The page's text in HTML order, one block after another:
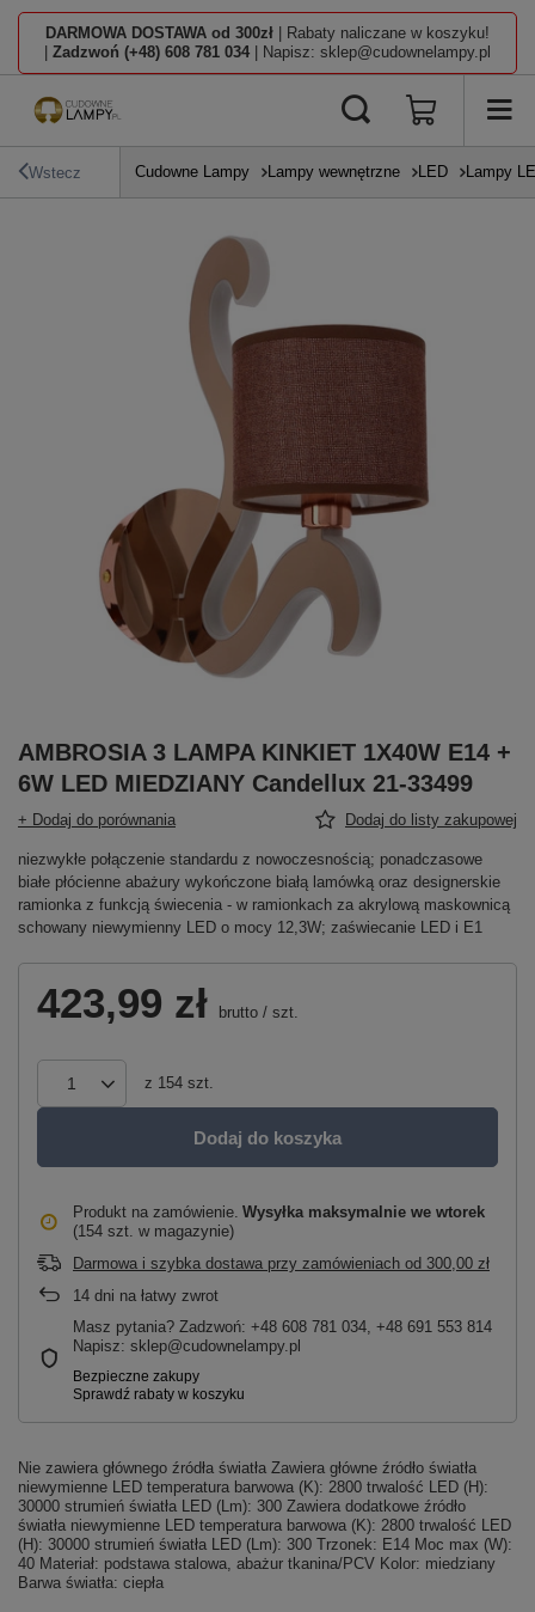
DARMOWA DOSTAWA od 300zł | Rabaty naliczane w koszyku!
Zadzwoń (+48) 608 781 034 | Napisz: sklep@cudownelampy.pl
Wstecz Cudowne Lampy Lampy wewnętrzne LED Lampy
AMBROSIA 3 LAMPA KINKIET 1X40W E14 +
6W LED MIEDZIANY Candellux 21-33499
+ Dodaj do porównania Dodaj do listy zakupowej
niezwykłe połączenie standardu z nowoczesnością; ponadczasowe
białe płócienne abażury wykończone białą lamówką oraz designerskie
ramionka z funkcją świecenia - w ramionkach za akrylową maskownicą
schowany niewymienny LED o mocy 12,3W; zaświecanie LED i E1
423,99 zł brutto / szt.
z 154 szt.
Dodaj do koszyka
Produkt na zamówienie Wysyłka maksymalnie we wtorek
(154 szt. w magazynie)
Darmowa i szybka dostawa przy zamówieniach od 300,00 zł
14 dni na łatwy zwrot
Masz pytania? Zadzwoń: +48 608 781 034, +48 691 553 814
Napisz: sklep@cudownelampy.pl
Nie zawiera głównego źródła światła Zawiera główne źródło światła
niewymienne LED temperatura barwowa (K): 2800 trwalość LED (H):
30000 strumień światła LED (Lm): 300 Zawiera dodatkowe źródło
światła niewymienne LED temperatura barwowa (K): 2800 trwalość LED
(H): 30000 strumień światła LED (Lm): 300 Trzonek: E14 Moc max (W):
40 Materiał: podstawa stalowa, abażur tkanina/PCV Kolor: miedziany
Barwa światła: ciepła